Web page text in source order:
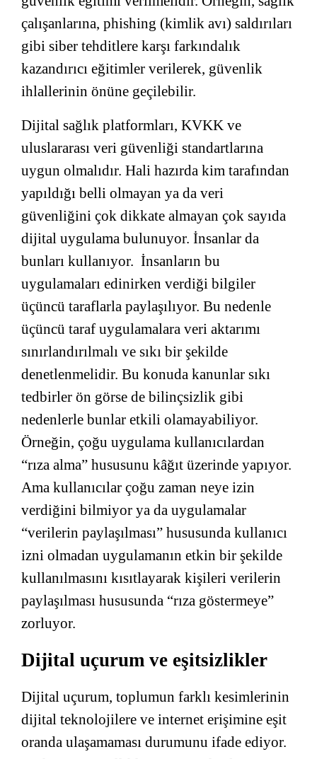
çalışanlarına, phishing (kimlik avı) saldırıları
gibi siber tehditlere karşı farkındalık
kazandırıcı eğitimler verilerek, güvenlik
ihlallerinin önüne geçilebilir.
Dijital sağlık platformları, KVKK ve
uluslararası veri güvenliği standartlarına
uygun olmalıdır. Hali hazırda kim tarafından
yapıldığı belli olmayan ya da veri
güvenliğini çok dikkate almayan çok sayıda
dijital uygulama bulunuyor. İnsanlar da
bunları kullanıyor. İnsanların bu
uygulamaları edinirken verdiği bilgiler
üçüncü taraflarla paylaşılıyor. Bu nedenle
üçüncü taraf uygulamalara veri aktarımı
sınırlandırılmalı ve sıkı bir şekilde
denetlenmelidir. Bu konuda kanunlar sıkı
tedbirler ön görse de bilinçsizlik gibi
nedenlerle bunlar etkili olamayabiliyor.
Örneğin, çoğu uygulama kullanıcılardan
“rıza alma” hususunu kâğıt üzerinde yapıyor.
Ama kullanıcılar çoğu zaman neye izin
verdiğini bilmiyor ya da uygulamalar
“verilerin paylaşılması” hususunda kullanıcı
izni olmadan uygulamanın etkin bir şekilde
kullanılmasını kısıtlayarak kişileri verilerin
paylaşılması hususunda “rıza göstermeye”
zorluyor.
Dijital uçurum ve eşitsizlikler
Dijital uçurum, toplumun farklı kesimlerinin
dijital teknolojilere ve internet erişimine eşit
oranda ulaşamaması durumunu ifade ediyor.